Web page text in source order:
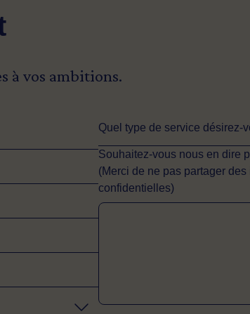
à vos ambitions.
Quel type de service désirez-
Souhaitez-vous nous en dire
(Merci de ne pas partager
confidentielles)